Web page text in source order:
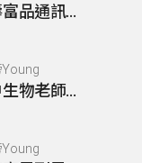
富邦人壽富品通訊處經理：鄧孚松
石碇高中生物老師：范惠鳳